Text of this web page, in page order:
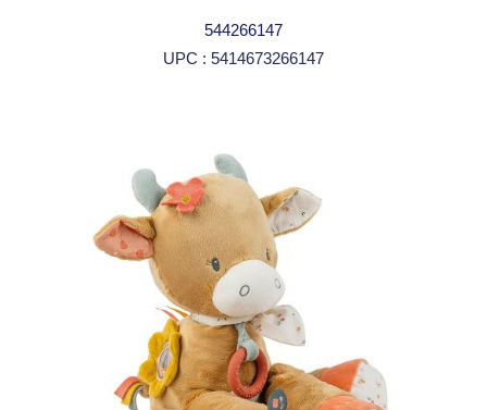
544266147
UPC : 5414673266147